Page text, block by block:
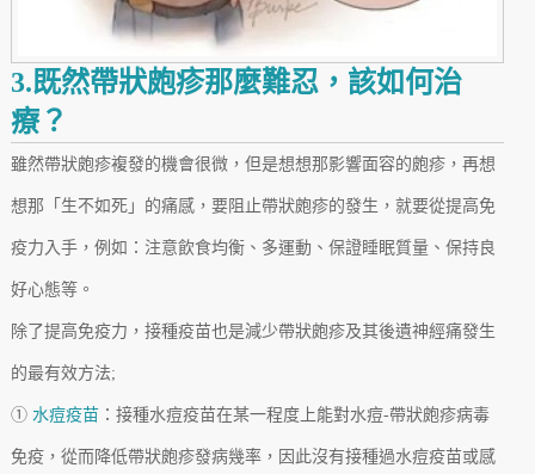
3.既然帶狀皰疹那麼難忍，該如何治
療？
雖然帶狀皰疹複發的機會很微，但是想想那影響面容的皰疹，再想
想那「生不如死」的痛感，要阻止帶狀皰疹的發生，就要從提高免
疫力入手，例如：注意飲食均衡、多運動、保證睡眠質量、保持良
好心態等。
除了提高免疫力，接種疫苗也是減少帶狀皰疹及其後遺神經痛發生
的最有效方法;
① 水痘疫苗：接種水痘疫苗在某一程度上能對水痘-帶狀皰疹病毒
免疫，從而降低帶狀皰疹發病幾率，因此沒有接種過水痘疫苗或感